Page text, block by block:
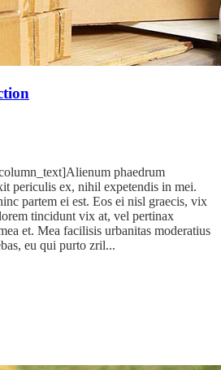
phaedrum
periculis ex, nihil expetendis in mei.
partem ei est. Eos ei nisl graecis, vix
tincidunt vix at, vel pertinax
et. Mea facilisis urbanitas moderatius
eu qui purto zril...